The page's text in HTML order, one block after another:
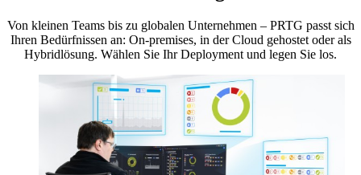
Von kleinen Teams bis zu globalen Unternehmen – PRTG passt sich
Ihren Bedürfnissen an: On-premises, in der Cloud gehostet oder als
Hybridlösung. Wählen Sie Ihr Deployment und legen Sie los.